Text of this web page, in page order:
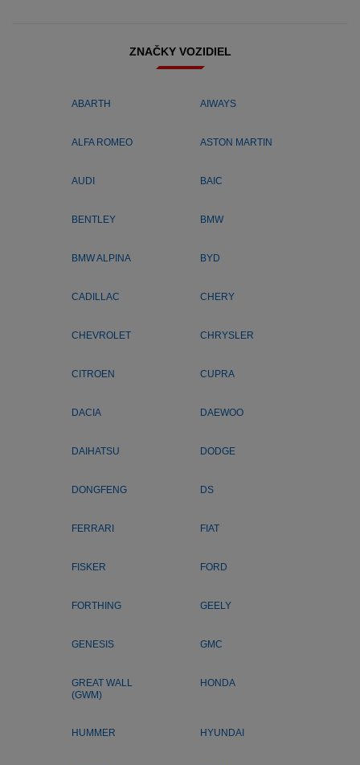
ZNAČKY VOZIDIEL
ABARTH AIWAYS
ALFA ROMEO ASTON MARTIN
AUDI BAIC
BENTLEY BMW
BMW ALPINA BYD
CADILLAC CHERY
CHEVROLET CHRYSLER
CITROEN CUPRA
DACIA DAEWOO
DAIHATSU DODGE
DONGFENG DS
FERRARI FIAT
FISKER FORD
FORTHING GEELY
GENESIS GMC
GREAT WALL
(GWM)
HONDA
HUMMER HYUNDAI